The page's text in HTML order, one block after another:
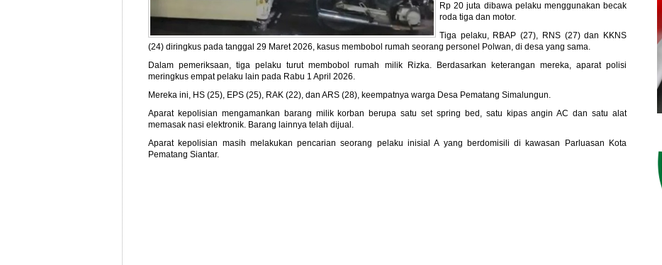
Rp 20 juta dibawa pelaku menggunakan becak
roda tiga dan motor.
Tiga pelaku, RBAP (27), RNS (27) dan KKNS
(24) diringkus pada tanggal 29 Maret 2026, kasus membobol rumah seorang personel Polwan, di desa yang sama.
Dalam pemeriksaan, tiga pelaku turut membobol rumah milik Rizka. Berdasarkan keterangan mereka, aparat polisi
meringkus empat pelaku lain pada Rabu 1 April 2026.
Mereka ini, HS (25), EPS (25), RAK (22), dan ARS (28), keempatnya warga Desa Pematang Simalungun.
Aparat kepolisian mengamankan barang milik korban berupa satu set spring bed, satu kipas angin AC dan satu alat
memasak nasi elektronik. Barang lainnya telah dijual.
Aparat kepolisian masih melakukan pencarian seorang pelaku inisial A yang berdomisili di kawasan Parluasan Kota
Pematang Siantar.